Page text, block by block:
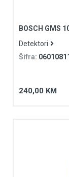
BOSCH GMS
Detektori
Šifra:
240,00 KM